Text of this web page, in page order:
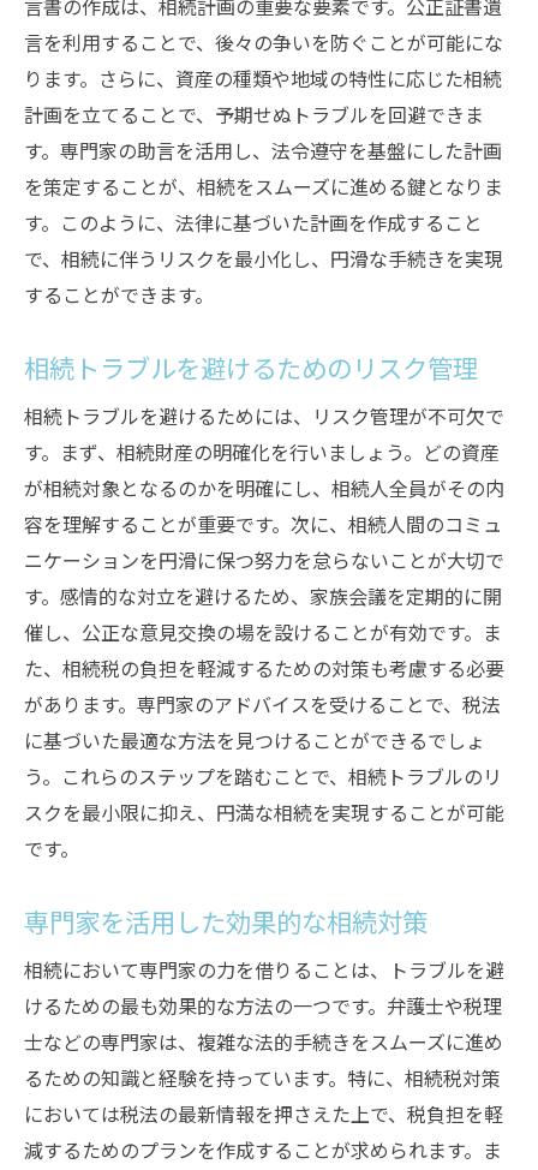
法改正に伴う相続税対策の変更点
地域特有の法改正に関する注意点
感情的な相続トラブルを防ぐための専門アドバ
イス
感情的対立を避けるための心構え
家族間の絆を強めるコミュニケーション術
感情的問題を専門家が中立的に解決
相続を巡る感情的な不和の原因と解消法
カウンセリングを活用した心のケア
専門家による感情的トラブルの予防策
相続トラブルを未然に防ぐための定期的な遺産
見直し
遺産内容の定期的更新の必要性
見直しのタイミングとそのメリット
遺産見直しをサポートする専門家の役割
法的観点から見る定期レビューの重要性
遺産見直しがトラブル防止に寄与する理由
家族全員が安心できる遺産管理の進め方
法律に基づく相続手続きの進め方と専門家の役
割
法律に基づく手続きの基本ステップ
専門家が提供する法律知識の活用法
法律の専門家による手続きのスムーズ化
相続手続きを円滑に進めるための準備
相続問題を解決するための総合的なアプローチ
方法
総合アプローチによる問題解決の流れ
言書の作成は、相続計画の重要な要素です。公正証書遺
言を利用することで、後々の争いを防ぐことが可能にな
ります。さらに、資産の種類や地域の特性に応じた相続
計画を立てることで、予期せぬトラブルを回避できま
す。専門家の助言を活用し、法令遵守を基盤にした計画
を策定することが、相続をスムーズに進める鍵となりま
す。このように、法律に基づいた計画を作成すること
で、相続に伴うリスクを最小化し、円滑な手続きを実現
することができます。
相続トラブルを避けるためのリスク管理
相続トラブルを避けるためには、リスク管理が不可欠で
す。まず、相続財産の明確化を行いましょう。どの資産
が相続対象となるのかを明確にし、相続人全員がその内
容を理解することが重要です。次に、相続人間のコミュ
ニケーションを円滑に保つ努力を怠らないことが大切で
す。感情的な対立を避けるため、家族会議を定期的に開
催し、公正な意見交換の場を設けることが有効です。ま
た、相続税の負担を軽減するための対策も考慮する必要
があります。専門家のアドバイスを受けることで、税法
に基づいた最適な方法を見つけることができるでしょ
う。これらのステップを踏むことで、相続トラブルのリ
スクを最小限に抑え、円満な相続を実現することが可能
です。
専門家を活用した効果的な相続対策
相続において専門家の力を借りることは、トラブルを避
けるための最も効果的な方法の一つです。弁護士や税理
士などの専門家は、複雑な法的手続きをスムーズに進め
るための知識と経験を持っています。特に、相続税対策
においては税法の最新情報を押さえた上で、税負担を軽
減するためのプランを作成することが求められます。ま